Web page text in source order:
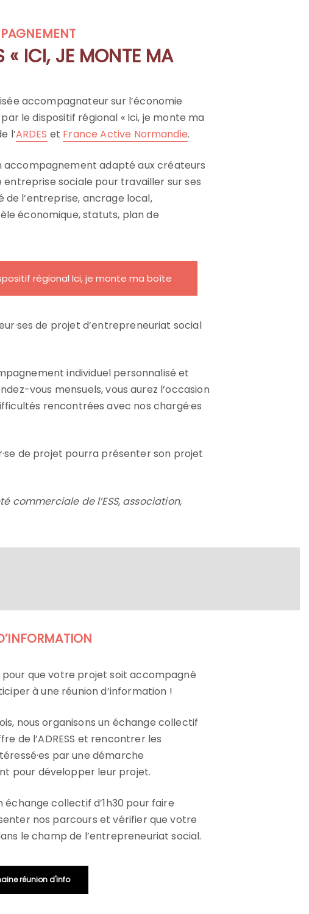
« ICI, JE MONTE MA
accompagnateur sur l’économie
le dispositif régional « Ici, je monte ma
l’ARDES et France Active Normandie.
accompagnement adapté aux créateurs
entreprise sociale pour travailler sur ses
de l’entreprise, ancrage local,
économique, statuts, plan de
régional Ici, je monte ma boîte
de projet d’entrepreneuriat social
individuel personnalisé et
vous mensuels, vous aurez l’occasion
rencontrées avec nos chargé·es
de projet pourra présenter son projet
commerciale de l’ESS, association,
que votre projet soit accompagné
à une réunion d’information !
nous organisons un échange collectif
de l’ADRESS et rencontrer les
par une démarche
pour développer leur projet.
échange collectif d’1h30 pour faire
nos parcours et vérifier que votre
le champ de l’entrepreneuriat social.
réunion d'info